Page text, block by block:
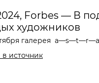
Forbes — В
художников
галерея a—s—t—r—a
источник